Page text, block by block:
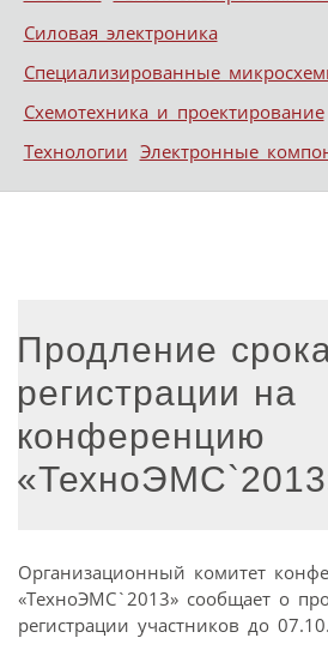
Силовая электроника
Специализированные
Схемотехника и проектирование
Технологии Электронные
Продление
регистрации на
конференцию
Организационный комитет
«ТехноЭМС`2013» сообщает о
регистрации участников до